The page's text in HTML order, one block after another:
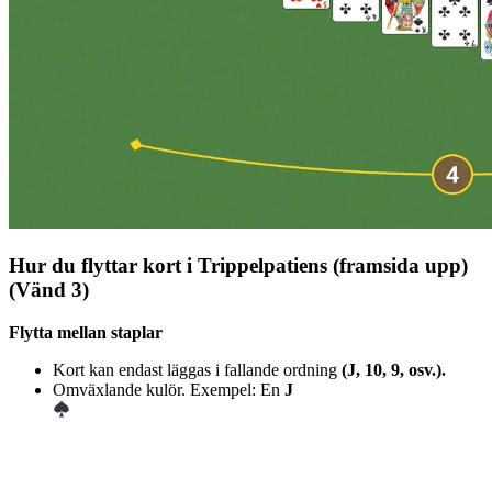
Hur du flyttar kort i Trippelpatiens (framsida upp)
(Vänd 3)
Flytta mellan staplar
Kort kan endast läggas i fallande ordning (J, 10, 9, osv.).
Omväxlande kulör. Exempel: En J